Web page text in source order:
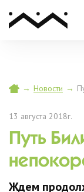
→ Новости →
13 августа 2018г.
Путь
Ждем